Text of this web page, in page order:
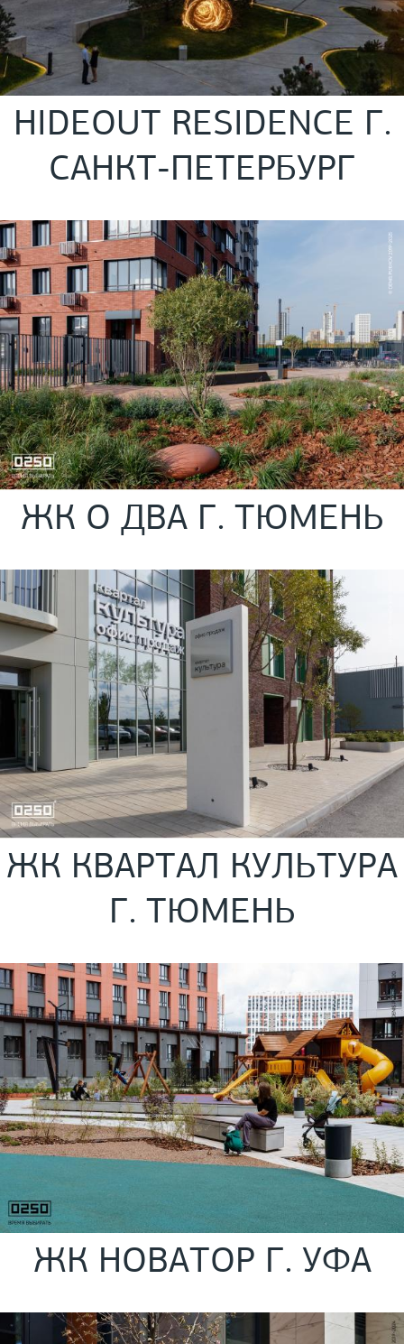
HIDEOUT RESIDENCE Г.
САНКТ-ПЕТЕРБУРГ
ЖК О ДВА Г. ТЮМЕНЬ
ЖК КВАРТАЛ КУЛЬТУРА
Г. ТЮМЕНЬ
ЖК НОВАТОР Г. УФА